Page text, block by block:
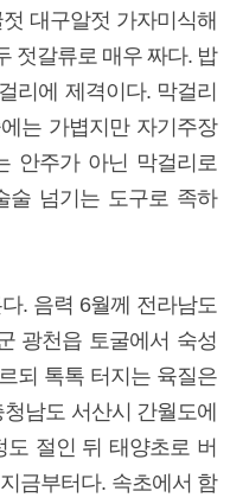
대구알젓 가자미식해
젓갈류로 매우 짜다. 밥
리에 제격이다. 막걸리
는 가볍지만 자기주장
안주가 아닌 막걸리로
술 넘기는 도구로 족하
. 음력 6월께 전라남도
광천읍 토굴에서 숙성
되 톡톡 터지는 육질은
남도 서산시 간월도에
절인 뒤 태양초로 버
금부터다. 속초에서 함